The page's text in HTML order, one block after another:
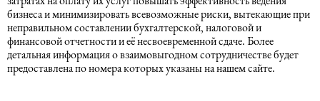
бизнеса и минимизировать всевозможные риски, вытекающие при
неправильном составлении бухгалтерской, налоговой и
финансовой отчетности и её несвоевременной сдаче. Более
детальная информация о взаимовыгодном сотрудничестве будет
предоставлена по номера которых указаны на нашем сайте.